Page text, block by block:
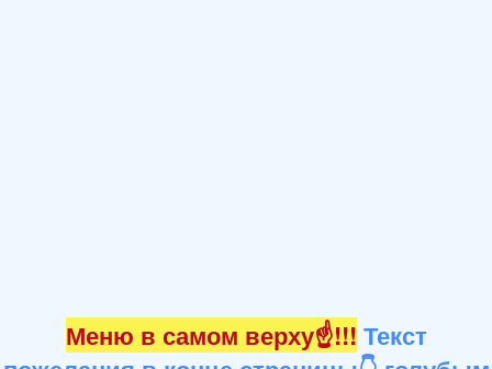
Меню в самом верху☝!!! Текст